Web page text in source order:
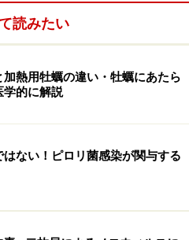
と「ピロリ菌感染」がわかり
読みたい
熱用牡蠣の違い・牡蠣にあたら
学的に解説
はない！ピロリ菌感染が関与する